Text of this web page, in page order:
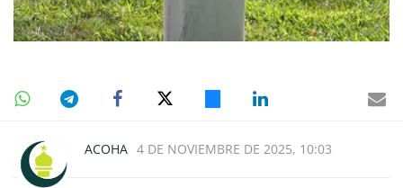
ACOHA 4 DE NOVIEMBRE DE 2025, 10:03